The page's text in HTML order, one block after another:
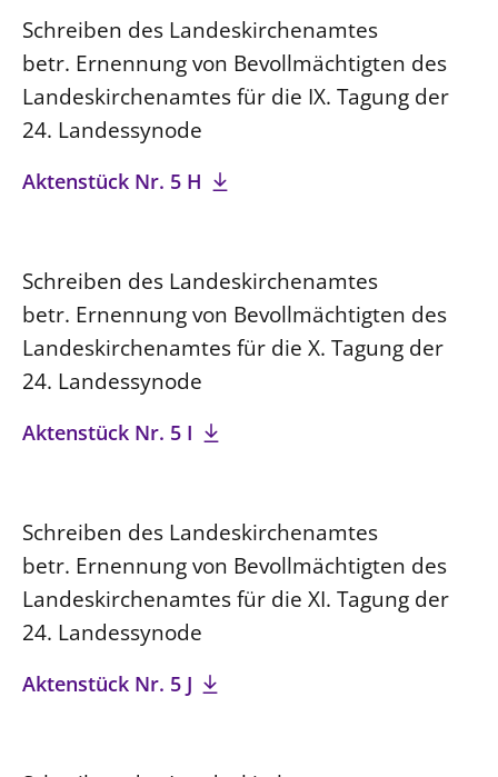
Schreiben des Landeskirchenamtes
betr. Ernennung von Bevollmächtigten des
Landeskirchenamtes für die IX. Tagung der
24. Landessynode
Aktenstück Nr. 5 H
Schreiben des Landeskirchenamtes
betr. Ernennung von Bevollmächtigten des
Landeskirchenamtes für die X. Tagung der
24. Landessynode
Aktenstück Nr. 5 I
Schreiben des Landeskirchenamtes
betr. Ernennung von Bevollmächtigten des
Landeskirchenamtes für die XI. Tagung der
24. Landessynode
Aktenstück Nr. 5 J